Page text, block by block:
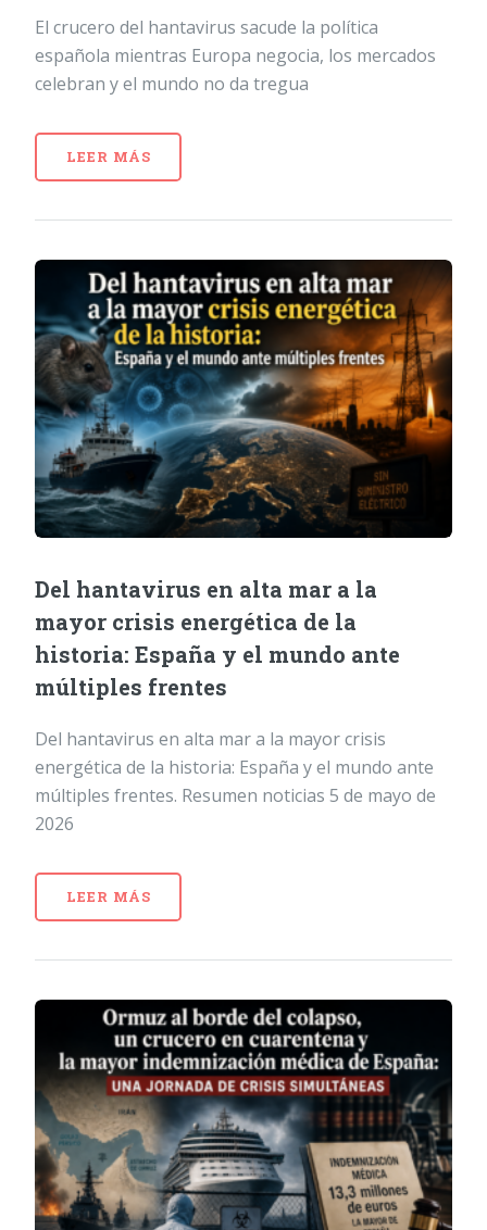
El crucero del hantavirus sacude la política
española mientras Europa negocia, los mercados
celebran y el mundo no da tregua
LEER MÁS
Del hantavirus en alta mar a la
mayor crisis energética de la
historia: España y el mundo ante
múltiples frentes
Del hantavirus en alta mar a la mayor crisis
energética de la historia: España y el mundo ante
múltiples frentes. Resumen noticias 5 de mayo de
2026
LEER MÁS